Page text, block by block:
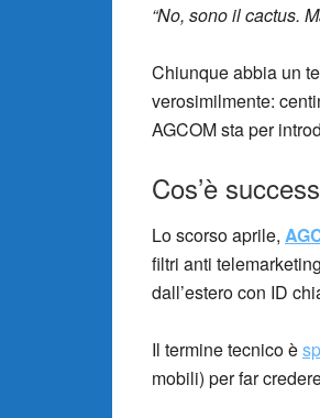
“No, sono il cactus.
Chiunque abbia un
verosimilmente:
AGCOM sta per
Cos’è
Lo scorso aprile,
filtri anti
dall’estero con ID
Il termine tecnico è
mobili) per far